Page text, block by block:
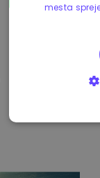
mesta